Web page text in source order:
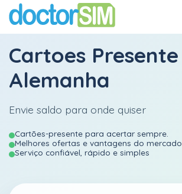
Cartoes Presente
Alemanha
Envie saldo para onde quiser
Cartões-presente para acertar sempre.
Melhores ofertas e vantagens do mercado
Serviço confiável, rápido e simples